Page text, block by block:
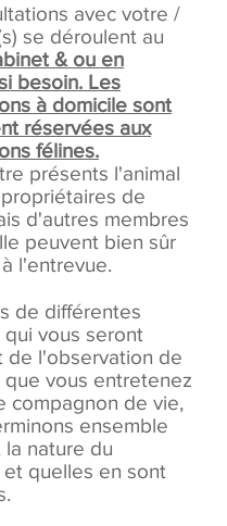
avec votre /
se déroulent au
& ou en
besoin. Les
à domicile sont
réservées aux
félines.
présents l'animal
de
d'autres membres
peuvent bien sûr
l'entrevue.
de différentes
vous seront
de l'observation de
que vous entretenez
compagnon de vie,
ensemble
nature du
quelles en sont